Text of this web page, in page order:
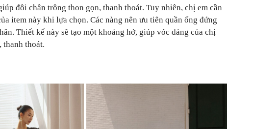
đôi chân trông thon gọn, thanh thoát. Tuy nhiên, chị em cần
item này khi lựa chọn. Các nàng nên ưu tiên quần ống đứng
Thiết kế này sẽ tạo một khoảng hở, giúp vóc dáng của chị
thanh thoát.